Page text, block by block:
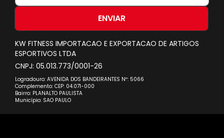
na
Newsletter:
ENVIAR
KW FITNESS IMPORTACAO E EXPORTACAO DE ARTIGOS
ESPORTIVOS LTDA
CNPJ: 05.013.773/0001-26
Logradouro: AVENIDA DOS BANDEIRANTES Nº: 5066
Complemento: CEP: 04.071-000
Bairro: PLANALTO PAULISTA
Município: SAO PAULO